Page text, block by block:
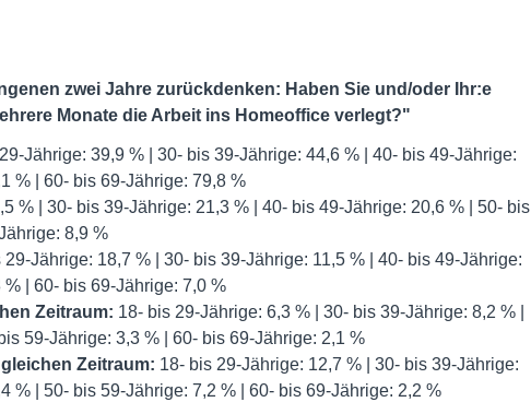
zwei Jahre zurückdenken: Haben Sie und/oder Ihr:e
Monate die Arbeit ins Homeoffice verlegt?"
Jährige: 39,9 % | 30- bis 39-Jährige: 44,6 % | 40- bis 49-Jährige:
% | 60- bis 69-Jährige: 79,8 %
% | 30- bis 39-Jährige: 21,3 % | 40- bis 49-Jährige: 20,6 % | 50- bis
8,9 %
29-Jährige: 18,7 % | 30- bis 39-Jährige: 11,5 % | 40- bis 49-Jährige:
| 60- bis 69-Jährige: 7,0 %
Zeitraum: 18- bis 29-Jährige: 6,3 % | 30- bis 39-Jährige: 8,2 % |
59-Jährige: 3,3 % | 60- bis 69-Jährige: 2,1 %
Zeitraum: 18- bis 29-Jährige: 12,7 % | 30- bis 39-Jährige:
% | 50- bis 59-Jährige: 7,2 % | 60- bis 69-Jährige: 2,2 %